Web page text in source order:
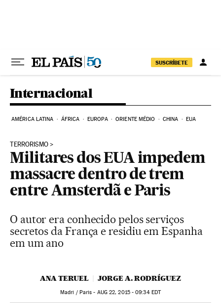
SUSCRÍBETE
Internacional
AMÉRICA LATINA ÁFRICA EUROPA ORIENTE MÉDIO CHINA EUA
TERRORISMO
Militares dos EUA impedem
massacre dentro de trem
entre Amsterdã e Paris
O autor era conhecido pelos serviços
secretos da França e residiu em Espanha
em um ano
ANA TERUEL JORGE A. RODRÍGUEZ
Madri / Paris - AUG22, 2015 - 09:34EDT